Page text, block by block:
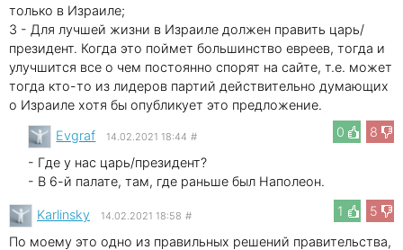
только в Израиле;
3 - Для лучшей жизни в Израиле должен править царь/
президент. Когда это поймет большинство евреев, тогда и
улучшится все о чем постоянно спорят на сайте, т.е. может
тогда кто-то из лидеров партий действительно думающих
о Израиле хотя бы опубликует это предложение.
0
8
Evgraf 14.02.2021 18:44 #
- Где у нас царь/президент?
- В 6-й палате, там, где раньше был Наполеон.
1
5
Karlinsky 14.02.2021 18:58 #
По моему это одно из правильных решений правительства,